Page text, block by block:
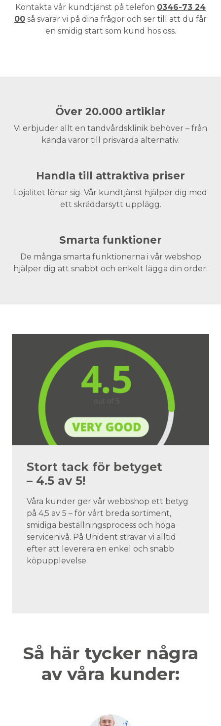
Kontakta vår kundtjänst på telefon 0346-73 24
00 så svarar vi på dina frågor och ser till att du får
en smidig start som kund hos oss.
Över 20.000 artiklar
Vi erbjuder allt en tandvårdsklinik behöver – från
kända varor till prisvärda alternativ.
Handla till attraktiva priser
Lojalitet lönar sig. Vår kundtjänst hjälper dig med
ett skräddarsytt upplägg.
Smarta funktioner
De många smarta funktionerna i vår webshop
hjälper dig att snabbt och enkelt lägga din order.
Stort tack för betyget
– 4.5 av 5!
Våra kunder ger vår webbshop ett betyg
på 4,5 av 5 – för vårt breda sortiment,
smidiga beställningsprocess och höga
servicenivå. På Unident strävar vi alltid
efter att leverera en enkel och snabb
köpupplevelse.
Så här tycker några
av våra kunder: